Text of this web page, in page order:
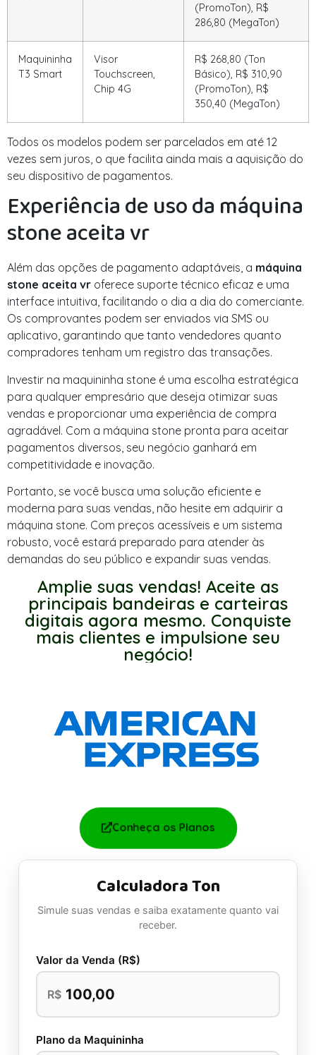
(PromoTon), R$
286,80 (MegaTon)
Maquininha
T3 Smart
Visor
Touchscreen,
Chip 4G
R$ 268,80 (Ton
Básico), R$ 310,90
(PromoTon), R$
350,40 (MegaTon)
Todos os modelos podem ser parcelados em até 12
vezes sem juros, o que facilita ainda mais a aquisição do
seu dispositivo de pagamentos.
Experiência de uso da máquina
stone aceita vr
Além das opções de pagamento adaptáveis, a máquina
stone aceita vr oferece suporte técnico eficaz e uma
interface intuitiva, facilitando o dia a dia do comerciante.
Os comprovantes podem ser enviados via SMS ou
aplicativo, garantindo que tanto vendedores quanto
compradores tenham um registro das transações.
Investir na maquininha stone é uma escolha estratégica
para qualquer empresário que deseja otimizar suas
vendas e proporcionar uma experiência de compra
agradável. Com a máquina stone pronta para aceitar
pagamentos diversos, seu negócio ganhará em
competitividade e inovação.
Portanto, se você busca uma solução eficiente e
moderna para suas vendas, não hesite em adquirir a
máquina stone. Com preços acessíveis e um sistema
robusto, você estará preparado para atender às
demandas do seu público e expandir suas vendas.
Amplie suas vendas! Aceite as
principais bandeiras e carteiras
digitais agora mesmo. Conquiste
mais clientes e impulsione seu
negócio!
Conheça os Planos
Calculadora Ton
Simule suas vendas e saiba exatamente quanto vai
receber.
Valor da Venda (R$)
R$
Plano da Maquininha